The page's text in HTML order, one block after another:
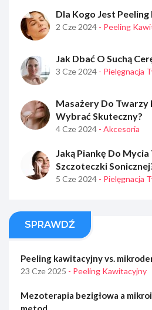
Dla Kogo Jest
2 Cze 2024 - Peeling
Jak Dbać O Suchą
3 Cze 2024 - Pielęgnacja
Masażery Do Twarzy
Wybrać Skuteczny?
4 Cze 2024 - Akcesoria
Jaką Piankę Do
Szczoteczki
5 Cze 2024 - Pielęgnacja
SPRAWDŹ
Peeling kawitacyjny vs.
23 Cze 2025 - Peeling Kawitacyjny
Mezoterapia bezigłowa a